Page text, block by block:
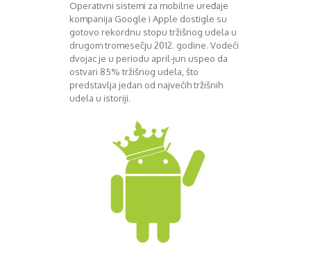
Sony
Testovi modela
Upoređivanje modela
Windows Phone
Zanimljivosti
Mart 2013
April 2013
Maj 2013
Juni 2013
Juli 2013
August 2013
Operativni sistemi za mobilne uređaje
kompanija Google i Apple dostigle su
gotovo rekordnu stopu tržišnog udela u
drugom tromesečju 2012. godine. Vodeći
dvojac je u periodu april-jun uspeo da
ostvari 85% tržišnog udela, što
predstavlja jedan od najvećih tržišnih
udela u istoriji.